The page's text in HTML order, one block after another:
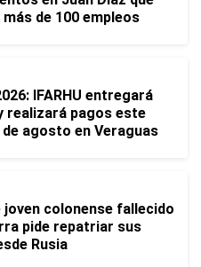
de 100 empleos
IFARHU entregará
realizará pagos este
agosto en Veraguas
joven colonense fallecido
pide repatriar sus
Rusia